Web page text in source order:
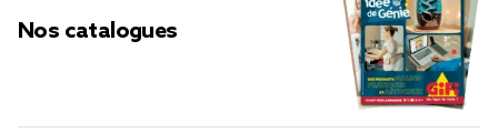
Nos catalogues